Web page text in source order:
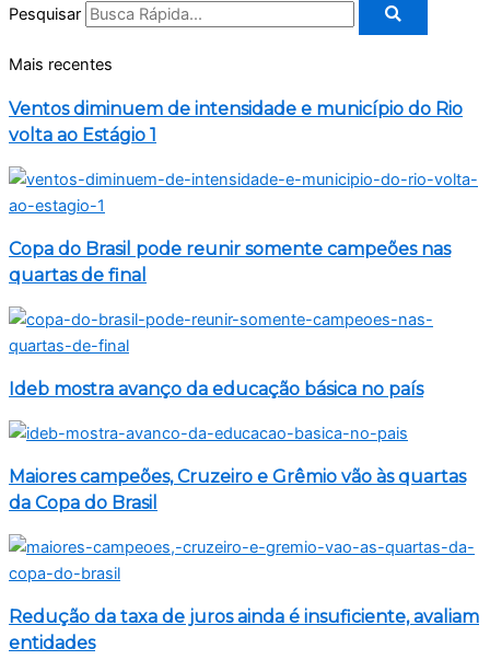
Pesquisar
Mais recentes
Ventos diminuem de intensidade e município do Rio
volta ao Estágio 1
Copa do Brasil pode reunir somente campeões nas
quartas de final
Ideb mostra avanço da educação básica no país
Maiores campeões, Cruzeiro e Grêmio vão às quartas
da Copa do Brasil
Redução da taxa de juros ainda é insuficiente, avaliam
entidades